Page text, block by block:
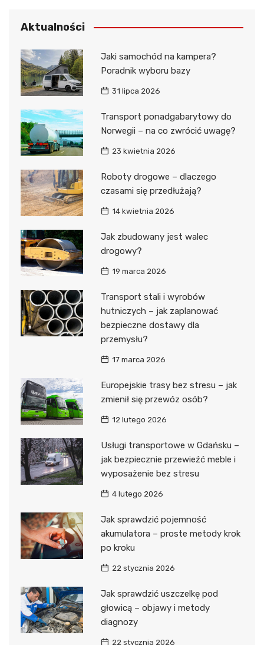
Aktualności
Jaki samochód na kampera?
Poradnik wyboru bazy
31 lipca 2026
Transport ponadgabarytowy do
Norwegii – na co zwrócić uwagę?
23 kwietnia 2026
Roboty drogowe – dlaczego
czasami się przedłużają?
14 kwietnia 2026
Jak zbudowany jest walec
drogowy?
19 marca 2026
Transport stali i wyrobów
hutniczych – jak zaplanować
bezpieczne dostawy dla
przemysłu?
17 marca 2026
Europejskie trasy bez stresu – jak
zmienił się przewóz osób?
12 lutego 2026
Usługi transportowe w Gdańsku –
jak bezpiecznie przewieźć meble i
wyposażenie bez stresu
4 lutego 2026
Jak sprawdzić pojemność
akumulatora – proste metody krok
po kroku
22 stycznia 2026
Jak sprawdzić uszczelkę pod
głowicą – objawy i metody
diagnozy
22 stycznia 2026